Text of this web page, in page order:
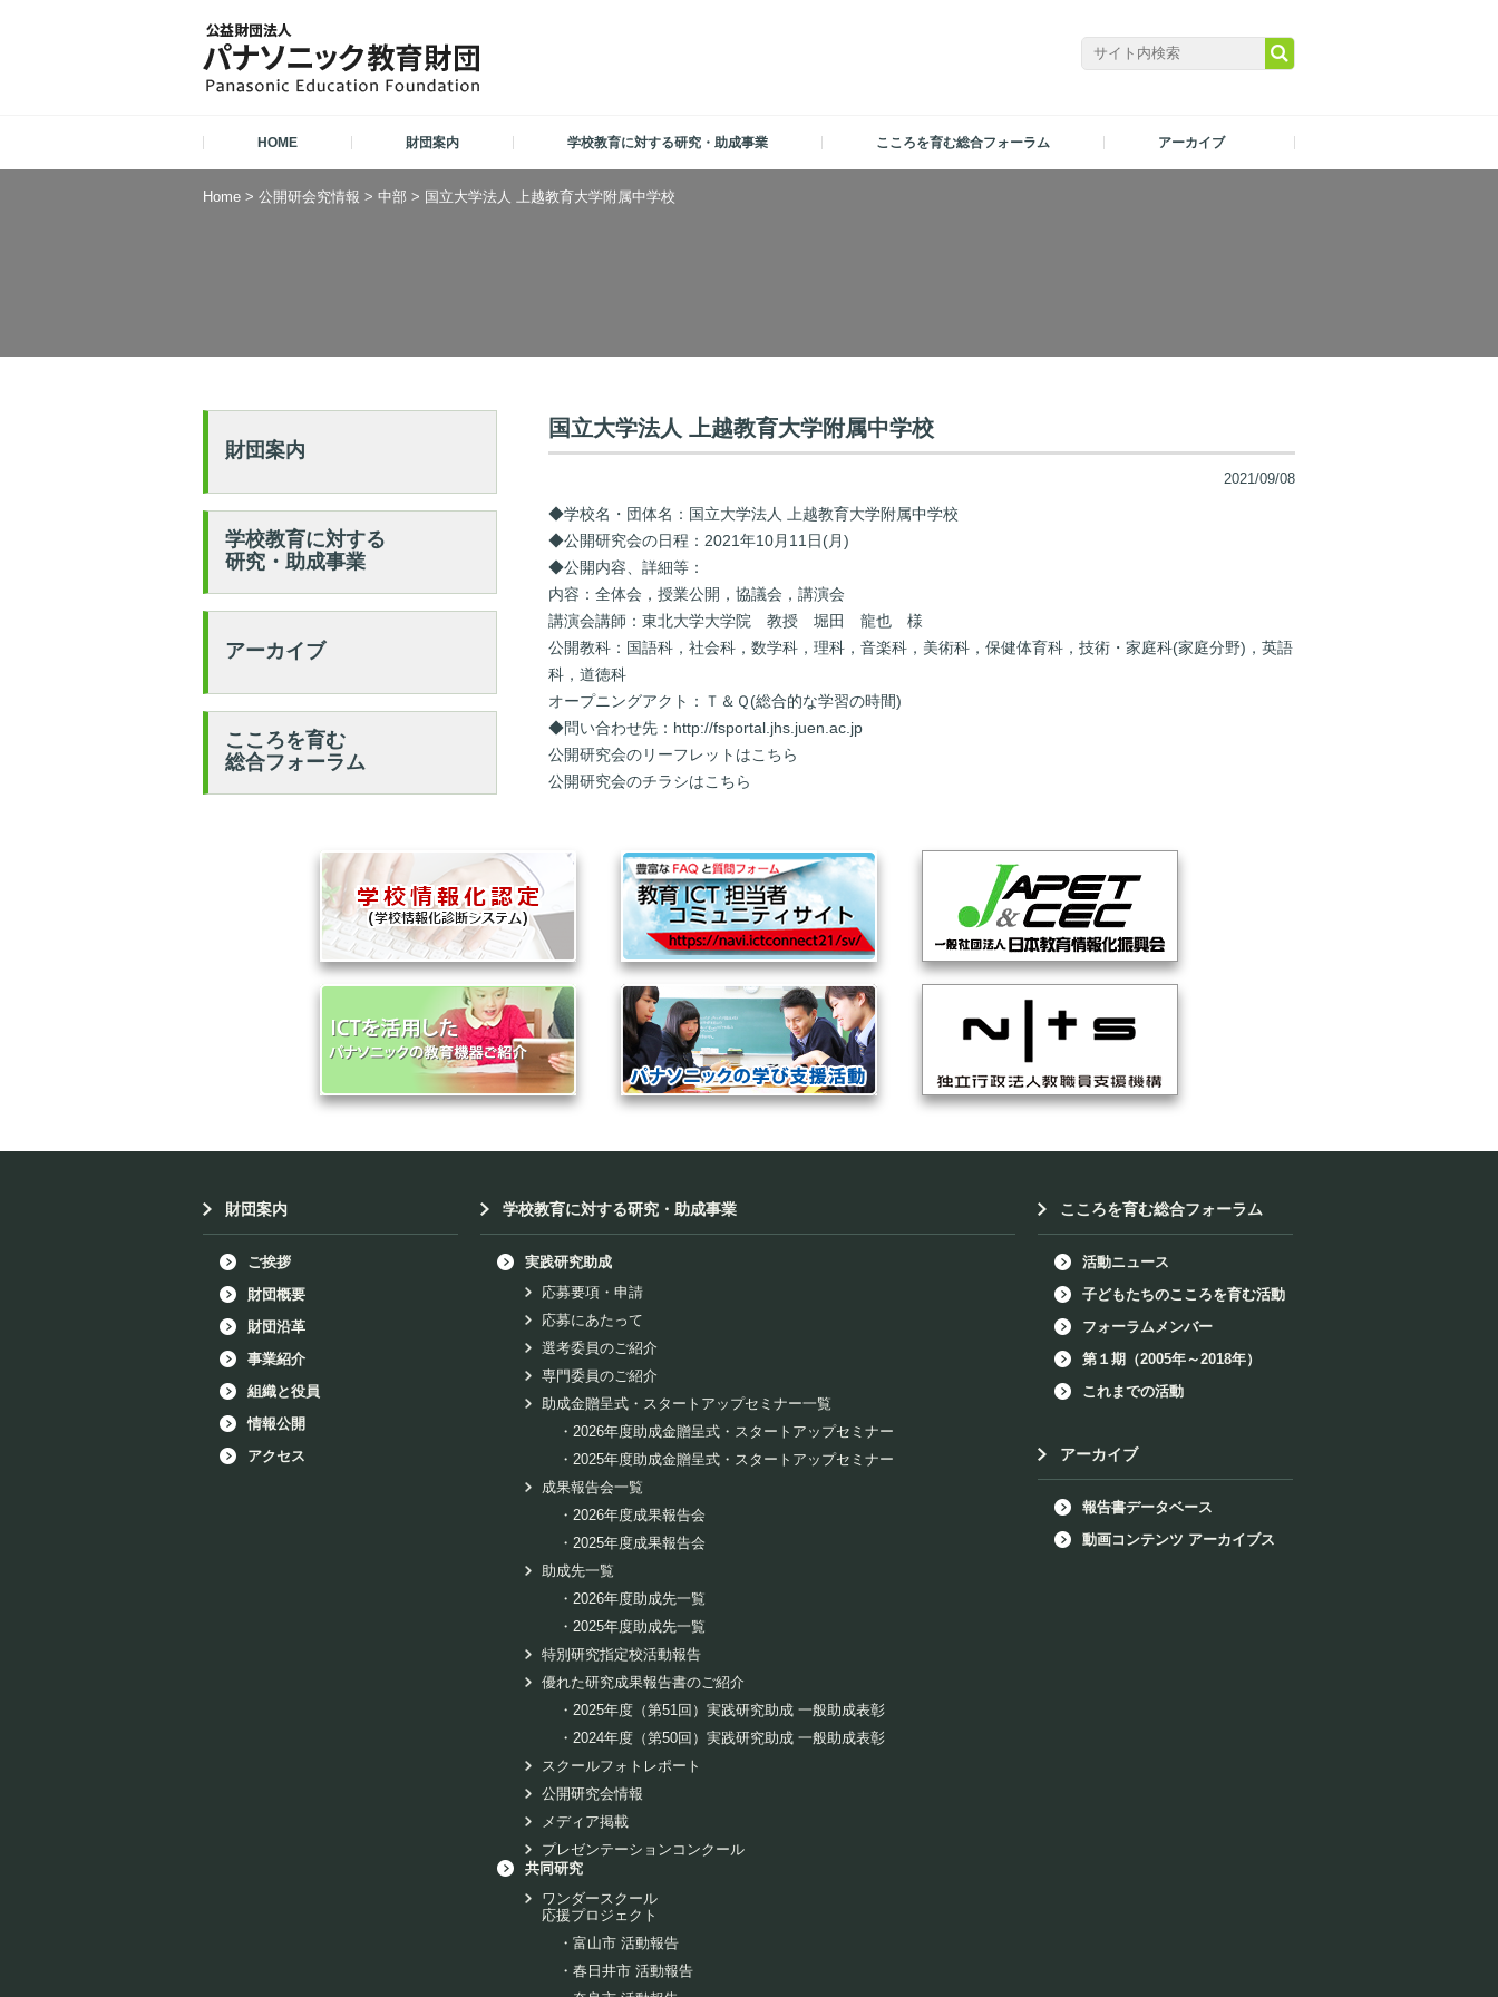
HOME 財団案内 学校教育に対する研究・助成事業 こころを育む総合フォーラム アーカイブ
Home > 公開研会究情報 > 中部 > 国立大学法人 上越教育大学附属中学校
国立大学法人 上越教育大学附属中学校
2021/09/08
◆学校名・団体名：国立大学法人 上越教育大学附属中学校
◆公開研究会の日程：2021年10月11日(月)
◆公開内容、詳細等：
内容：全体会，授業公開，協議会，講演会
講演会講師：東北大学大学院 教授 堀田 龍也 様
公開教科：国語科，社会科，数学科，理科，音楽科，美術科，保健体育科，技術・家庭科(家庭分野)，英語
科，道徳科
オープニングアクト：Ｔ＆Ｑ(総合的な学習の時間)
◆問い合わせ先： http://fsportal.jhs.juen.ac.jp
公開研究会のリーフレットはこちら
公開研究会のチラシはこちら
財団案内
学校教育に対する
研究・助成事業
アーカイブ
こころを育む
総合フォーラム
財団案内
ご挨拶
財団概要
財団沿革
事業紹介
組織と役員
情報公開
アクセス
学校教育に対する研究・助成事業
実践研究助成
応募要項・申請
応募にあたって
選考委員のご紹介
専門委員のご紹介
助成金贈呈式・スタートアップセミナー一覧
・ 2026年度助成金贈呈式・スタートアップセミナー
・ 2025年度助成金贈呈式・スタートアップセミナー
成果報告会一覧
・ 2026年度成果報告会
・ 2025年度成果報告会
助成先一覧
・ 2026年度助成先一覧
・ 2025年度助成先一覧
特別研究指定校活動報告
優れた研究成果報告書のご紹介
・ 2025年度（第51回）実践研究助成 一般助成表彰
・ 2024年度（第50回）実践研究助成 一般助成表彰
スクールフォトレポート
公開研究会情報
メディア掲載
プレゼンテーションコンクール
共同研究
ワンダースクール
応援プロジェクト
・ 富山市 活動報告
・ 春日井市 活動報告
こころを育む総合フォーラム
活動ニュース
子どもたちのこころを育む活動
フォーラムメンバー
第１期（2005年～2018年）
これまでの活動
アーカイブ
報告書データベース
動画コンテンツ アーカイブス